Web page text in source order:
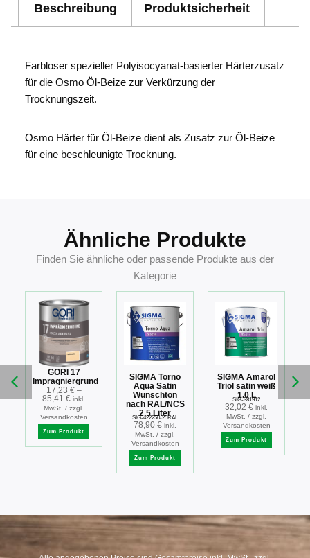
Beschreibung Produktsicherheit
Farbloser spezieller Polyisocyanat-basierter Härterzusatz
für die Osmo Öl-Beize zur Verkürzung der
Trocknungszeit.
Osmo Härter für Öl-Beize dient als Zusatz zur Öl-Beize
für eine beschleunigte Trocknung.
Ähnliche Produkte
Finden Sie ähnliche oder passende Produkte aus der
Kategorie
GORI 17
Imprägniergrund
17,23 €–
85,41 € inkl.
MwSt. / zzgl.
Versandkosten
Zum Produkt
SIGMA Torno
Aqua Satin
Wunschton
nach RAL/NCS
2.5 Liter
SIG-422250-25RAL
78,90 € inkl.
MwSt. / zzgl.
Versandkosten
Zum Produkt
SIGMA Amarol
Triol satin weiß
1.0 L
SIG-381912
32,02 € inkl.
MwSt. / zzgl.
Versandkosten
Zum Produkt